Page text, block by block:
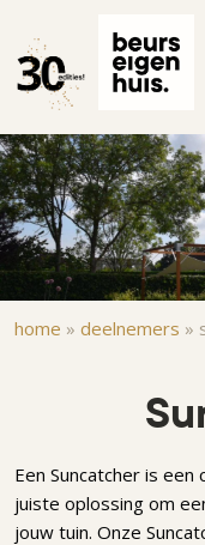
naar
de
gaan
Kruimelpad
home » deelnemers »
Een Suncatcher is
juiste oplossing om
jouw tuin. Onze